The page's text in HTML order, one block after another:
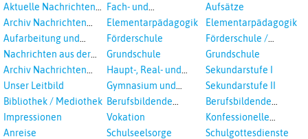
Aktuelle Nachrichten
aus dem RPI
Archiv Nachrichten
aus dem RPI ab 2018
Aufarbeitung und
Prävention
Landeskirche und EKD
Nachrichten aus der
Landeskirche
Archiv Nachrichten
aus der Landeskirche
Unser Leitbild
Bibliothek / Mediothek
Impressionen
Anreise
Fach- und
Studientagungen
Elementarpädagogik
Förderschule
Grundschule
Haupt-, Real- und
Oberschule
Gymnasium und
Gesamtschule
Berufsbildende
Schulen
Vokation
Schulseelsorge
Aufsätze
Elementarpädagogik
Förderschule /
Inklusion
Grundschule
Sekundarstufe I
Sekundarstufe II
Berufsbildende
Schulen
Konfessionelle
Kooperation
Schulgottesdienste